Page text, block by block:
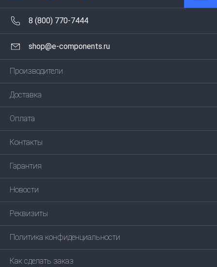
8 (800) 770-7444
shop@e-components.ru
Производители
Доставка
Оплата
Контакты
Гарантия
Новости
Реквизиты
Политика конфиденциальности
Как сделать заказ